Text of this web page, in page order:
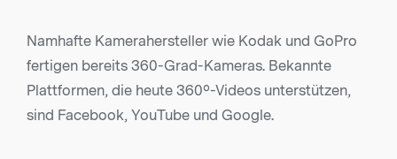
Namhafte Kamerahersteller wie Kodak und GoPro
fertigen bereits 360-Grad-Kameras. Bekannte
Plattformen, die heute 360º-​​Videos unterstützen,
sind Facebook, YouTube und Google.